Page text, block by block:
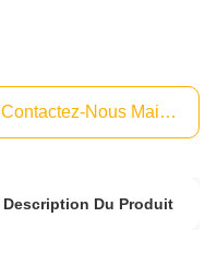
Contactez-Nous Maintenant
Description Du Produit